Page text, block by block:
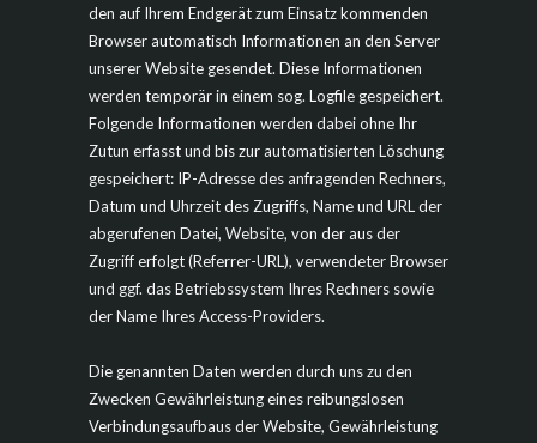
den auf Ihrem Endgerät zum Einsatz kommenden
Browser automatisch Informationen an den Server
unserer Website gesendet. Diese Informationen
werden temporär in einem sog. Logfile gespeichert.
Folgende Informationen werden dabei ohne Ihr
Zutun erfasst und bis zur automatisierten Löschung
gespeichert: IP-Adresse des anfragenden Rechners,
Datum und Uhrzeit des Zugriffs, Name und URL der
abgerufenen Datei, Website, von der aus der
Zugriff erfolgt (Referrer-URL), verwendeter Browser
und ggf. das Betriebssystem Ihres Rechners sowie
der Name Ihres Access-Providers.
Die genannten Daten werden durch uns zu den
Zwecken Gewährleistung eines reibungslosen
Verbindungsaufbaus der Website, Gewährleistung